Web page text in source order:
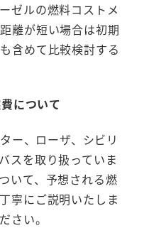
ゼルの燃料コストメ
離が短い場合は初期
含めて比較検討する
について
ー、ローザ、シビリ
スを取り扱っていま
いて、予想される燃
寧にご説明いたしま
さい。